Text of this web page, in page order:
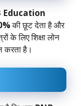
Education
की छूट देता है और
के लिए शिक्षा लोन
करता है।